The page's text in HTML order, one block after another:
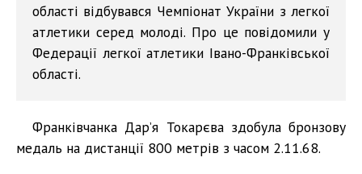
області відбувався Чемпіонат України з легкої
атлетики серед молоді. Про це повідомили у
Федерації легкої атлетики Івано-Франківської
області.
Франківчанка Дар’я Токарєва здобула бронзову
медаль на дистанції 800 метрів з часом 2.11.68.